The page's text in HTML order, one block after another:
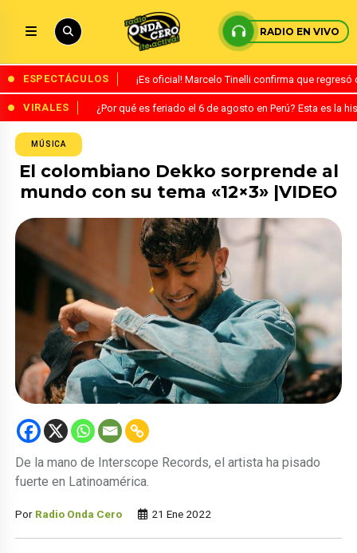
RADIO EN VIVO
ESPECTÁCULOS ¡Es oficial! Marcelo Tinelli confirma que
VIRALES ¿Por qué es feriado el 6 de agosto en Perú? Esta es la
MÚSICA
El colombiano Dekko sorprende al
mundo con su tema «12×3» |VIDEO
De la mano de Interscope Records, el artista ha pisado
fuerte en Latinoamérica.
Por Radio Onda Cero 21 Ene 2022